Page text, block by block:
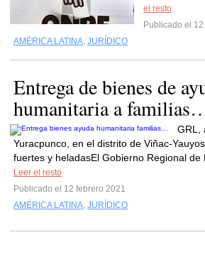
el resto
Publicado el
AMÉRICA LATINA, JURÍDICO
Entrega de bienes de
humanitaria a
GRL,
Yuracpunco, en el distrito de Viñac-
fuertes y heladasEl Gobierno Regional de
Leer el resto
Publicado el 12 febrero 2021
AMÉRICA LATINA, JURÍDICO